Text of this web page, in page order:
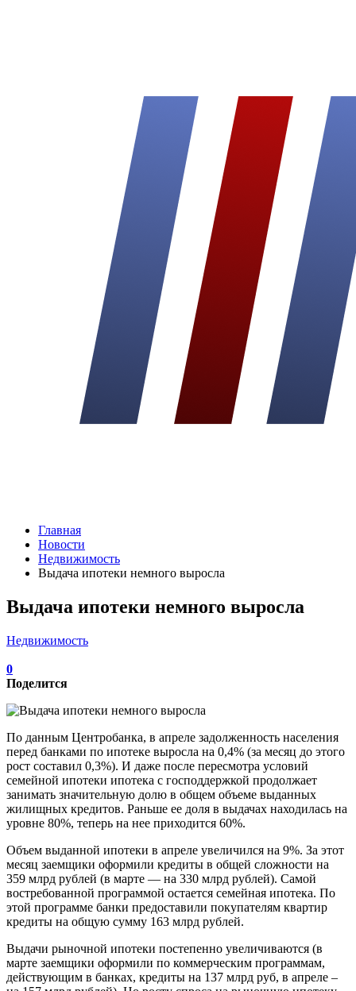
Главная
Новости
Недвижимость
Выдача ипотеки немного выросла
Выдача ипотеки немного выросла
Недвижимость
0
Поделится
По данным Центробанка, в апреле задолженность населения
перед банками по ипотеке выросла на 0,4% (за месяц до этого
рост составил 0,3%). И даже после пересмотра условий
семейной ипотеки ипотека с господдержкой продолжает
занимать значительную долю в общем объеме выданных
жилищных кредитов. Раньше ее доля в выдачах находилась на
уровне 80%, теперь на нее приходится 60%.
Объем выданной ипотеки в апреле увеличился на 9%. За этот
месяц заемщики оформили кредиты в общей сложности на
359 млрд рублей (в марте — на 330 млрд рублей). Самой
востребованной программой остается семейная ипотека. По
этой программе банки предоставили покупателям квартир
кредиты на общую сумму 163 млрд рублей.
Выдачи рыночной ипотеки постепенно увеличиваются (в
марте заемщики оформили по коммерческим программам,
действующим в банках, кредиты на 137 млрд руб, в апреле –